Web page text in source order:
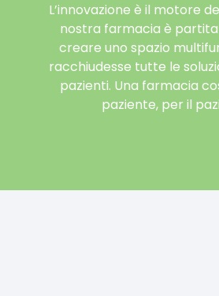
L’innovazione è il motore
nostra farmacia è partita
creare uno spazio
racchiudesse tutte le
pazienti. Una farmacia
paziente, per il